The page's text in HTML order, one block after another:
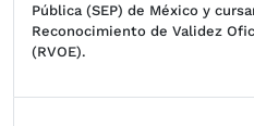
Pública (SEP) de México y
Reconocimiento de Validez
(RVOE).